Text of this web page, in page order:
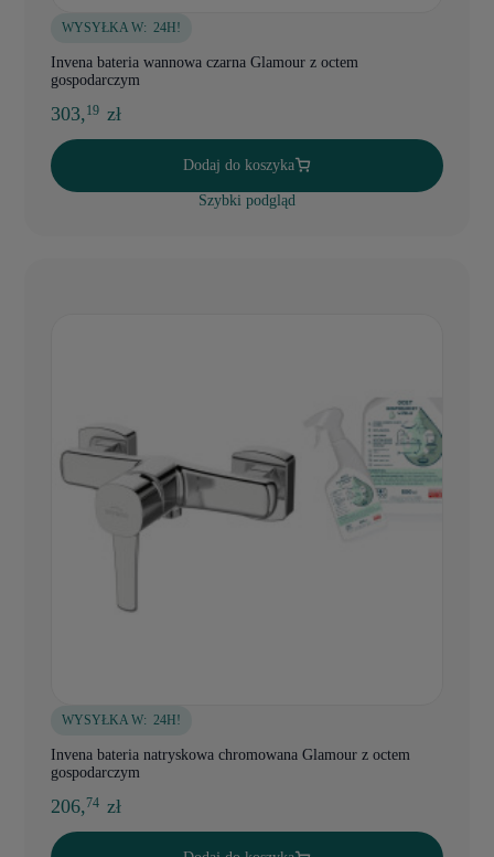
WYSYŁKA W: 24H!
Invena bateria wannowa czarna Glamour z octem
gospodarczym
303,19 zł
Dodaj do koszyka
Szybki podgląd
WYSYŁKA W: 24H!
Invena bateria natryskowa chromowana Glamour z octem
gospodarczym
206,74 zł